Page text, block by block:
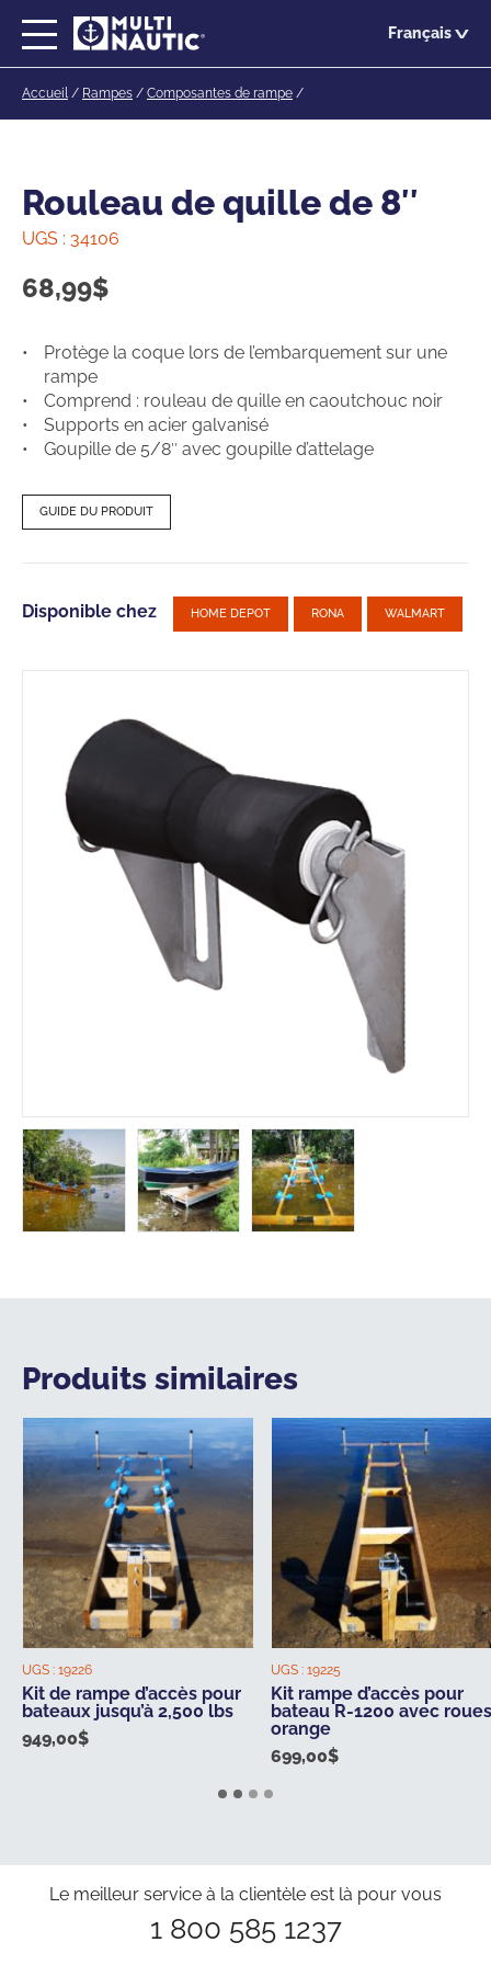
principal
Français
Accueil/ Rampes / Composantes de rampe /
Rouleau de quille de 8″
UGS : 34106
68,99$
Protège la coque lors de l’embarquement sur une
rampe
Comprend : rouleau de quille en caoutchouc noir
Supports en acier galvanisé
Goupille de 5/8″ avec goupille d’attelage
GUIDE DU PRODUIT
Disponible chez HOME DEPOT RONA WALMART
Produits similaires
UGS : 19226
Kit de rampe d’accès pour
bateaux jusqu’à 2,500 lbs
949,00$
UGS : 19225
Kit rampe d’accès pour
bateau R-1200 avec roues
orange
699,00$
Le meilleur service à la clientèle est là pour vous
1 800 585 1237